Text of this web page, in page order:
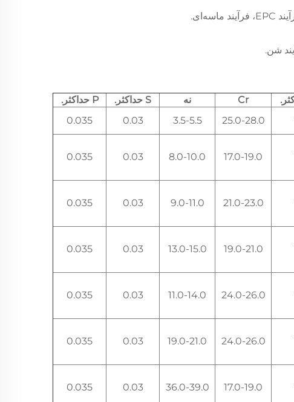
Cr نه S حداکثر.
P حداکثر.
25.0-28.0
3.5-5.5
0.03
0.035
17.0-19.0
8.0-10.0
0.03
0.035
21.0-23.0
9.0-11.0
0.03
0.035
19.0-21.0
13.0-15.0
0.03
0.035
24.0-26.0
11.0-14.0
0.03
0.035
24.0-26.0
19.0-21.0
0.03
0.035
17.0-19.0
36.0-39.0
0.03
0.035